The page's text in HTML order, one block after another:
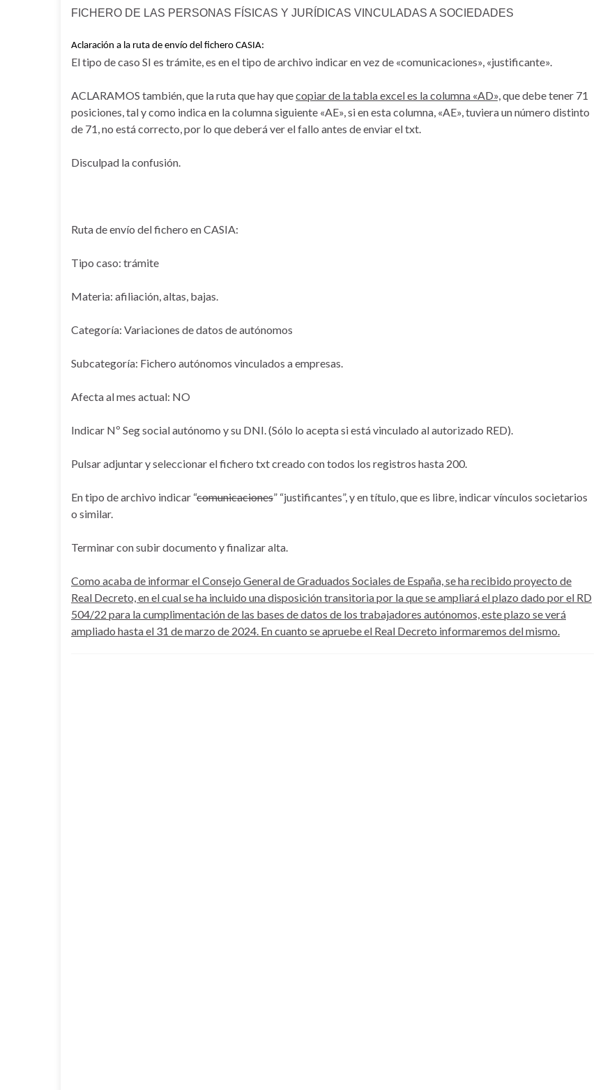
FICHERO DE LAS PERSONAS FÍSICAS Y JURÍDICAS VINCULADAS A SOCIEDADES
Aclaración a la ruta de envío del fichero CASIA:
El tipo de caso SI es trámite, es en el tipo de archivo indicar en vez de «comunicaciones», «justificante».
ACLARAMOS también, que la ruta que hay quecopiar de la tabla excel es la columna «AD»,que debe tener 71
posiciones, tal y como indica en la columna siguiente «AE», si en esta columna, «AE», tuviera un número distinto
de 71, no está correcto, por lo que deberá ver el fallo antes de enviar el txt.
Disculpad la confusión.
Ruta de envío del fichero en CASIA:
Tipo caso: trámite
Materia: afiliación, altas, bajas.
Categoría: Variaciones de datos de autónomos
Subcategoría: Fichero autónomos vinculados a empresas.
Afecta al mes actual: NO
Indicar Nº Seg social autónomo y su DNI. (Sólo lo acepta si está vinculado al autorizado RED).
Pulsar adjuntar y seleccionar el fichero txt creado con todos los registros hasta 200.
En tipo de archivo indicar “comunicaciones” “justificantes”, y en título, que es libre, indicar vínculos societarios
o similar.
Terminar con subir documento y finalizar alta.
Como acaba de informar el Consejo General de Graduados Sociales de España, se ha recibido proyecto de
Real Decreto, en el cual se ha incluido una disposición transitoria por la que se ampliará el plazo dado por el RD
504/22 para la cumplimentación de las bases de datos de los trabajadores autónomos, este plazo se verá
ampliado hasta el 31 de marzo de 2024. En cuanto se apruebe el Real Decreto informaremos del mismo.